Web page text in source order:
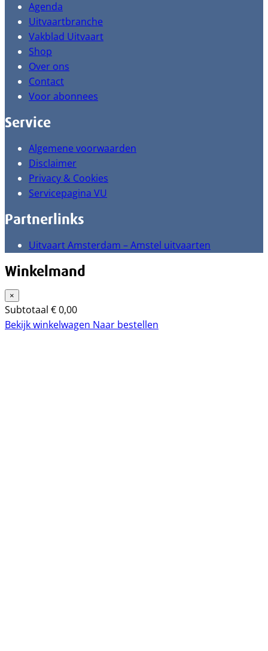
Agenda
Uitvaartbranche
Vakblad Uitvaart
Shop
Over ons
Contact
Voor abonnees
Service
Algemene voorwaarden
Disclaimer
Privacy & Cookies
Servicepagina VU
Partnerlinks
Uitvaart Amsterdam – Amstel uitvaarten
Winkelmand
×
Subtotaal €0,00
Bekijk winkelwagen Naar bestellen